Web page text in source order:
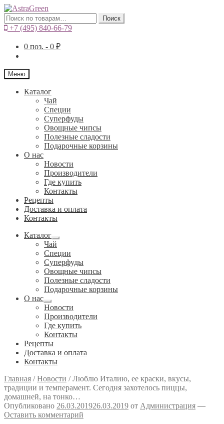
Искать: Поиск
+7 (495) 840-66-79
0 поз. - 0 ₽
Меню
Каталог
Чай
Специи
Cуперфуды
Овощные чипсы
Полезные сладости
Подарочные корзины
О нас
Новости
Производители
Где купить
Контакты
Рецепты
Доставка и оплата
Контакты
Каталог
Развернутое
вложенное
меню
Чай
Специи
Cуперфуды
Овощные чипсы
Полезные сладости
Подарочные корзины
О нас
Развернутое
вложенное
меню
Новости
Производители
Где купить
Контакты
Рецепты
Доставка и оплата
Контакты
Главная /Новости /Люблю Италию, ее краски, вкусы,
традиции и темперамент. Сегодня захотелось пиццы,
домашней, на тонко…
Опубликовано 26.03.201926.03.2019 от Администрация —
Оставить комментарий